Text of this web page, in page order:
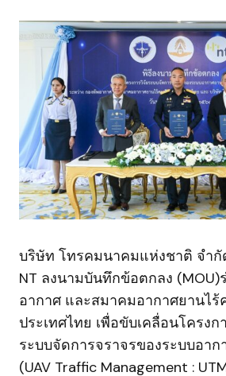
บริษัท โทรคมนาคมแห่งชาติ จำ
NT ลงนามบันทึกข้อตกลง (MOU)
อากาศ และสมาคมอากาศยานไ
ประเทศไทย เพื่อขับเคลื่อนโครง
ระบบจัดการจราจรของระบบอา
(UAV Traffic Management :